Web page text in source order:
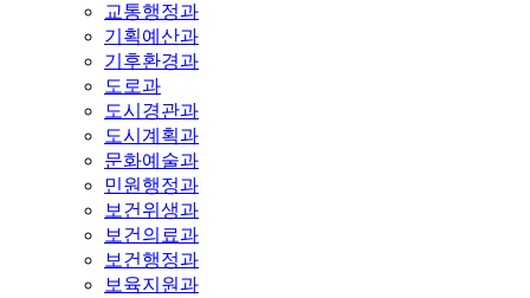
교통행정과
기획예산과
기후환경과
도로과
도시경관과
도시계획과
문화예술과
민원행정과
보건위생과
보건의료과
보건행정과
보육지원과